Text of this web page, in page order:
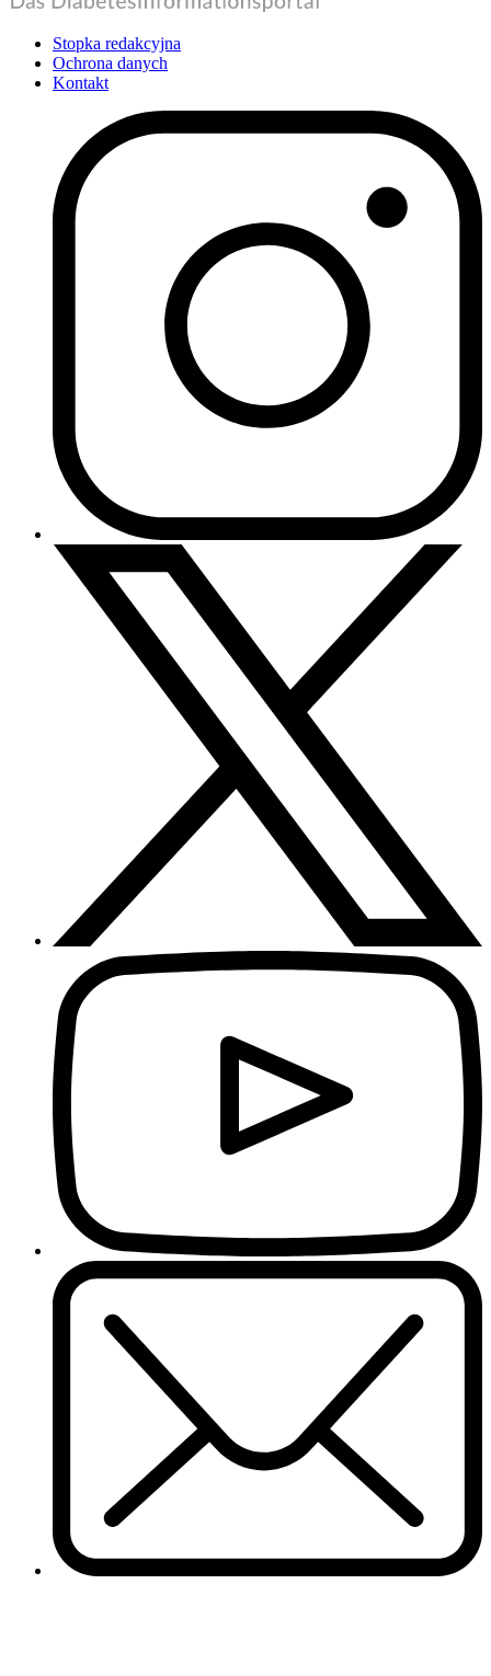
Stopka redakcyjna
Ochrona danych
Kontakt